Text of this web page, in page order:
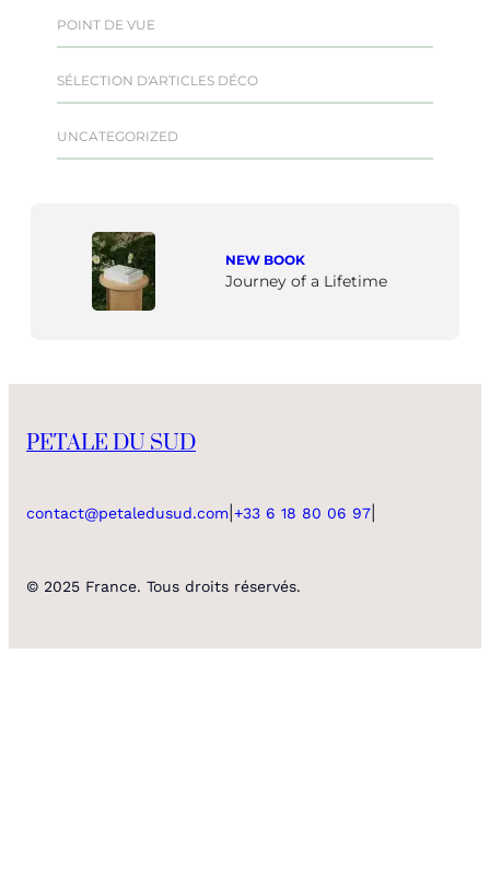
POINT DE VUE
SÉLECTION D'ARTICLES DÉCO
UNCATEGORIZED
NEW BOOK
Journey of a Lifetime
PETALE DU SUD
contact@petaledusud.com +33 6 18 80 06 97
© 2025 France. Tous droits réservés.